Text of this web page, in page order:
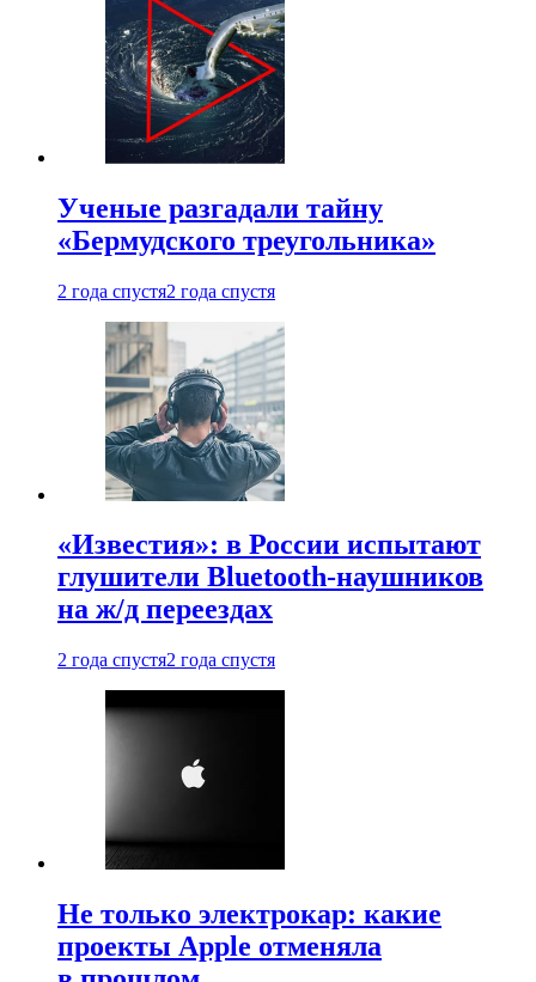
Ученые разгадали тайну
«Бермудского треугольника»
2 года спустя2 года спустя
«Известия»: в России испытают
глушители Bluetooth-наушников
на ж/д переездах
2 года спустя2 года спустя
Не только электрокар: какие
проекты Apple отменяла